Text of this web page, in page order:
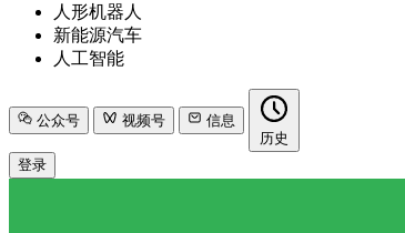
人形机器人
新能源汽车
人工智能
公众号 视频号
信息
历史
登录